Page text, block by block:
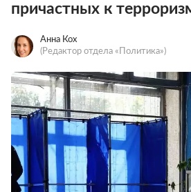
причастных к
Анна Кох
(Редактор отдела «Политика»)